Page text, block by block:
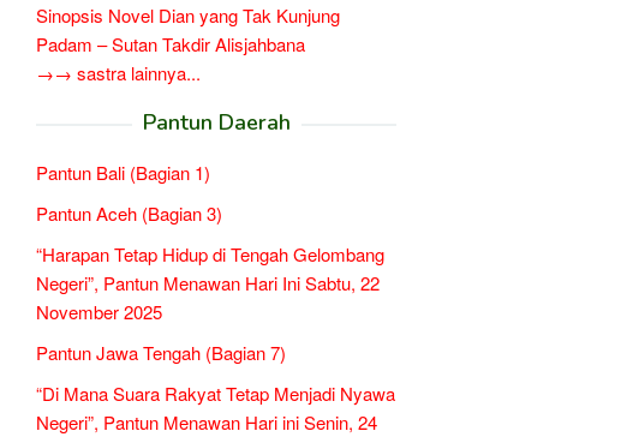
Sinopsis Novel Dian yang Tak Kunjung
Padam – Sutan Takdir Alisjahbana
→→ sastra lainnya...
Pantun Daerah
Pantun Bali (Bagian 1)
Pantun Aceh (Bagian 3)
“Harapan Tetap Hidup di Tengah Gelombang
Negeri”, Pantun Menawan Hari Ini Sabtu, 22
November 2025
Pantun Jawa Tengah (Bagian 7)
“Di Mana Suara Rakyat Tetap Menjadi Nyawa
Negeri”, Pantun Menawan Hari ini Senin, 24